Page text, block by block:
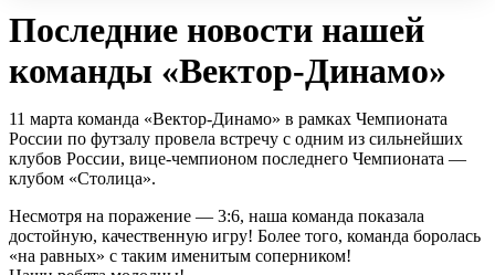
Последние новости нашей
команды «Вектор-Динамо»
11 марта команда «Вектор-Динамо» в рамках Чемпионата
России по футзалу провела встречу с одним из сильнейших
клубов России, вице-чемпионом последнего Чемпионата —
клубом «Столица».
Несмотря на поражение — 3:6, наша команда показала
достойную, качественную игру! Более того, команда боролась
«на равных» с таким именитым соперником!